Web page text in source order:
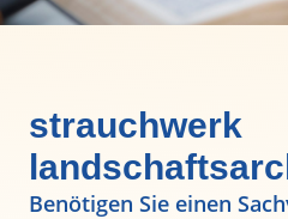
strauchwerk
Benötigen Sie einen